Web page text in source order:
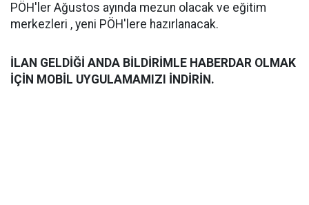
PÖH'ler Ağustos ayında mezun olacak ve eğitim
merkezleri , yeni PÖH'lere hazırlanacak.
İLAN GELDİĞİ ANDA BİLDİRİMLE HABERDAR OLMAK
İÇİN MOBİL UYGULAMAMIZI İNDİRİN.